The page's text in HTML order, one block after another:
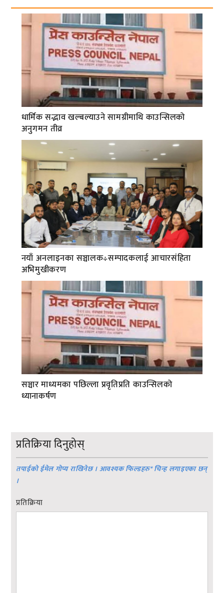
धार्मिक सद्भाव खल्बल्याउने सामग्रीमाथि काउन्सिलको
अनुगमन तीव्र
नयाँ अनलाइनका सञ्चालक÷सम्पादकलाई आचारसंहिता
अभिमुखीकरण
सञ्चार माध्यमका पछिल्ला प्रवृतिप्रति काउन्सिलको
ध्यानाकर्षण
प्रतिक्रिया दिनुहोस्
तपाईको ईमेल गोप्य राखिनेछ । आवश्यक फिल्डहरु*चिन्ह लगाइएका छन्
।
प्रतिक्रिया